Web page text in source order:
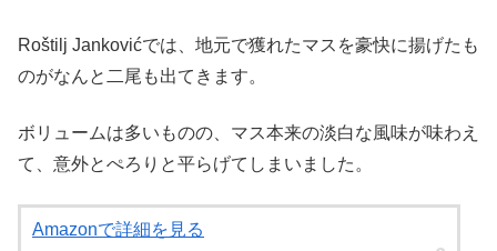
Roštilj Jankovićでは、地元で獲れたマスを豪快に揚げたも
のがなんと二尾も出てきます。
ボリュームは多いものの、マス本来の淡白な風味が味わえ
て、意外とぺろりと平らげてしまいました。
Amazonで詳細を見る